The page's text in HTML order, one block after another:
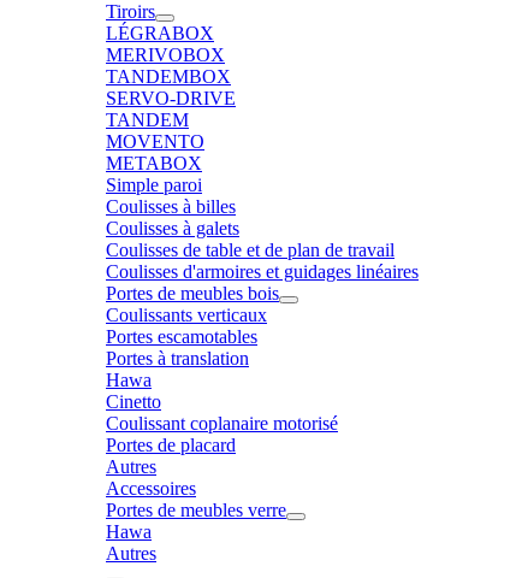
Tiroirs
LÉGRABOX
MERIVOBOX
TANDEMBOX
SERVO-DRIVE
TANDEM
MOVENTO
METABOX
Simple paroi
Coulisses à billes
Coulisses à galets
Coulisses de table et de plan de travail
Coulisses d'armoires et guidages linéaires
Portes de meubles bois
Coulissants verticaux
Portes escamotables
Portes à translation
Hawa
Cinetto
Coulissant coplanaire motorisé
Portes de placard
Autres
Accessoires
Portes de meubles verre
Hawa
Autres